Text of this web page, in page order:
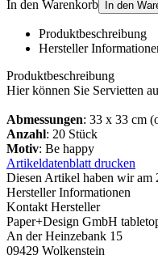
In den Warenkorb In den
Produktbeschreibung
Hersteller
Produktbeschreibung
Hier können Sie Servietten
Abmessungen: 33 x 33 cm
Anzahl: 20 Stück
Motiv: Be happy
Artikeldatenblatt drucken
Diesen Artikel haben wir am
Hersteller Informationen
Kontakt Hersteller
Paper+Design GmbH
An der Heinzebank 15
09429 Wolkenstein